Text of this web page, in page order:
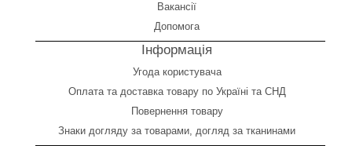
Вакансії
Допомога
Інформація
Угода користувача
Оплата та доставка товару по Україні та СНД
Повернення товару
Знаки догляду за товарами, догляд за тканинами